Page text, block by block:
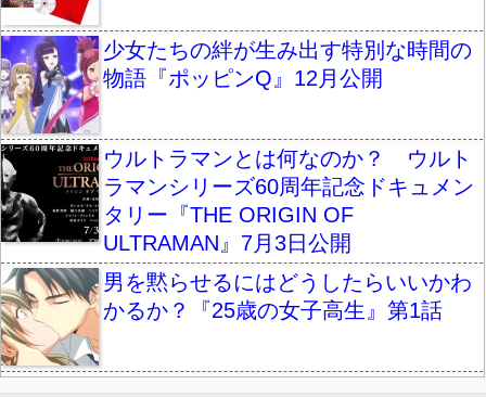
少女たちの絆が生み出す特別な時間の
物語『ポッピンQ』12月公開
ウルトラマンとは何なのか？ ウルト
ラマンシリーズ60周年記念ドキュメン
タリー『THE ORIGIN OF
ULTRAMAN』7月3日公開
男を黙らせるにはどうしたらいいかわ
かるか？『25歳の女子高生』第1話